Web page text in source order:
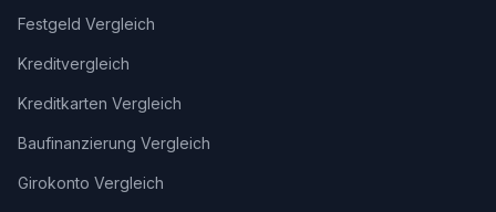
Festgeld Vergleich
Kreditvergleich
Kreditkarten Vergleich
Baufinanzierung Vergleich
Girokonto Vergleich